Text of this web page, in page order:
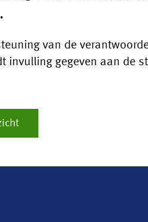
van de
invulling gegeven aan de